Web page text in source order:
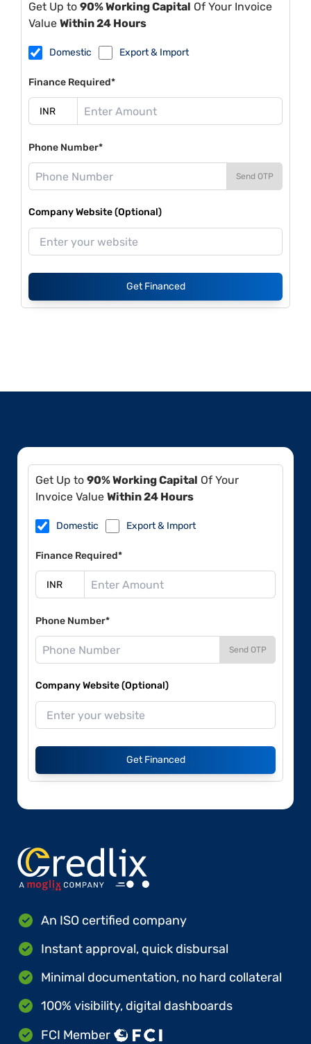
Get Up to 90% Working Capital Of Your Invoice
Value Within 24 Hours
Domestic Export & Import
Finance Required*
Phone Number*
Send OTP
Company Website (Optional)
Get Financed
Get Up to 90% Working Capital Of Your
Invoice Value Within 24 Hours
Domestic Export & Import
Finance Required*
Phone Number*
Send OTP
Company Website (Optional)
Get Financed
An ISO certified company
Instant approval, quick disbursal
Minimal documentation, no hard collateral
100% visibility, digital dashboards
FCI Member